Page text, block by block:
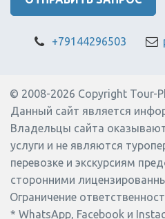
холмы,
заповеднике
черепахами
Баликасаг и
реке Лобок.
Филиппинах.
Бохол из Себу
+79144296503
© 2008-2026 Copyright Tour-
Данный сайт является
Владельцы сайта
услуги и не являются
перевозке и экскурсиям
Ограничение
* WhatsApp, Facebook и